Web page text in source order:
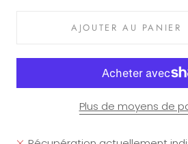
AJOUTER AU PANIER
Plus de moyens de